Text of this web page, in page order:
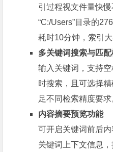
引过程视文件量快
“C:/Users”目录的
耗时10分钟，索引大
多关键词搜索与匹
输入关键词，支持
时搜索，且可选择
足不同检索精度要求
内容摘要预览功能
可开启关键词前后
关键词上下文信息，